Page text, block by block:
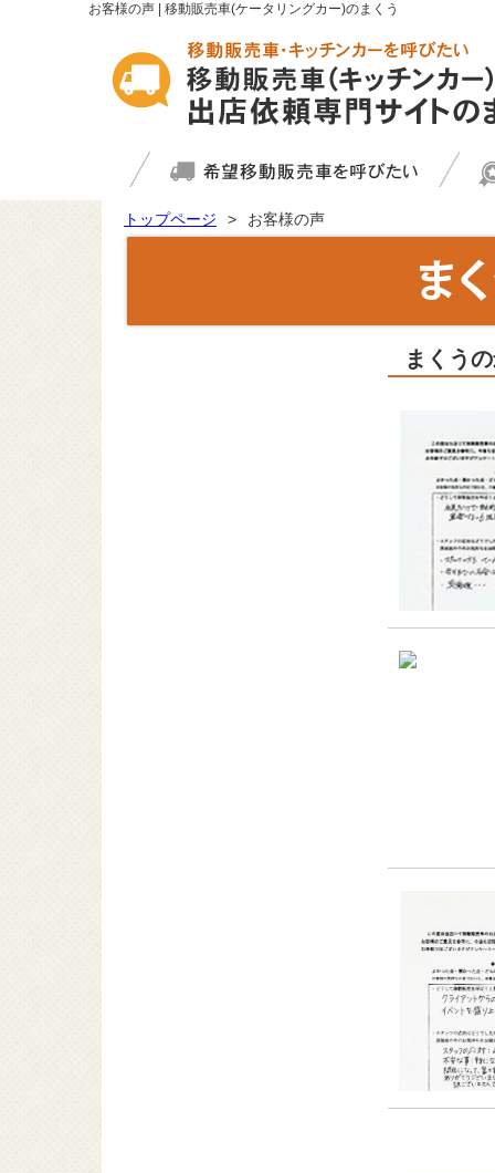
お客様の声 | 移動販売車(ケータリングカー)のまくう
トップページ お客様の声
まくう